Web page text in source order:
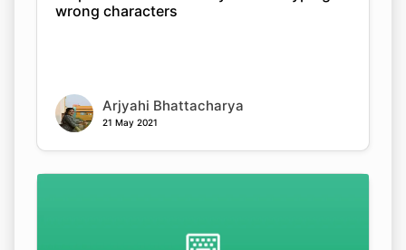
wrong characters
Arjyahi Bhattacharya
21 May 2021